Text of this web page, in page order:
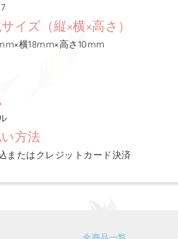
イズ（縦×横×高さ）
横18mm×高さ10mm
方法
またはクレジットカード決済